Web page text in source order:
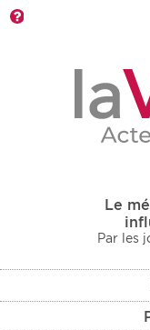
Le
Par les